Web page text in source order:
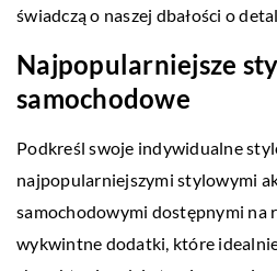
świadczą o naszej dbałości o
Najpopularniejsze
samochodowe
Podkreśl swoje indywidualne
najpopularniejszymi stylowymi
samochodowymi dostępnymi na
wykwintne dodatki, które